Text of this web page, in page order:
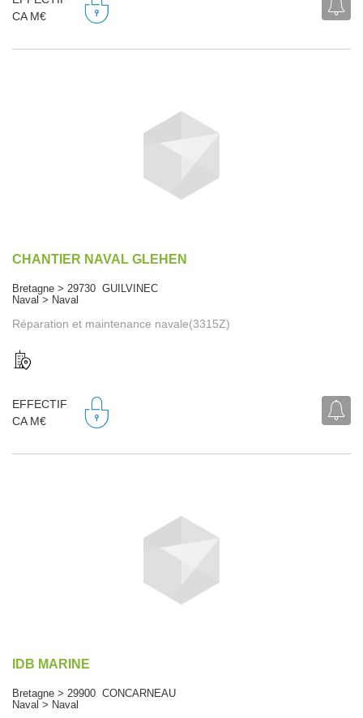
CA M€
CHANTIER NAVAL GLEHEN
Bretagne > 29730 GUILVINEC
Naval > Naval
Réparation et maintenance navale(3315Z)
EFFECTIF
CA M€
IDB MARINE
Bretagne > 29900 CONCARNEAU
Naval > Naval